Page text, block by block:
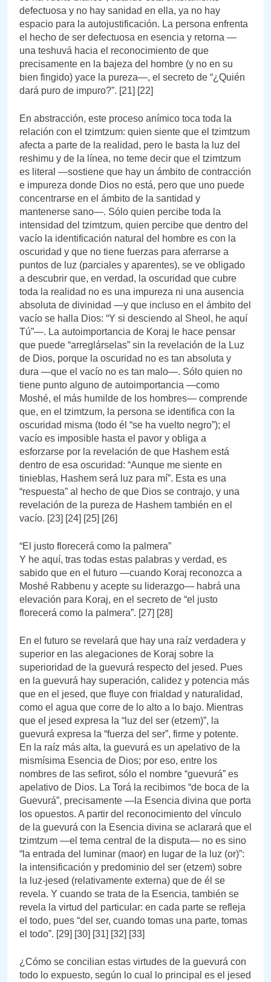
defectuosa y no hay sanidad en ella, ya no hay
espacio para la autojustificación. La persona enfrenta
el hecho de ser defectuosa en esencia y retorna —
una teshuvá hacia el reconocimiento de que
precisamente en la bajeza del hombre (y no en su
bien fingido) yace la pureza—, el secreto de “¿Quién
dará puro de impuro?”. [21] [22]
En abstracción, este proceso anímico toca toda la
relación con el tzimtzum: quien siente que el tzimtzum
afecta a parte de la realidad, pero le basta la luz del
reshimu y de la línea, no teme decir que el tzimtzum
es literal —sostiene que hay un ámbito de contracción
e impureza donde Dios no está, pero que uno puede
concentrarse en el ámbito de la santidad y
mantenerse sano—. Sólo quien percibe toda la
intensidad del tzimtzum, quien percibe que dentro del
vacío la identificación natural del hombre es con la
oscuridad y que no tiene fuerzas para aferrarse a
puntos de luz (parciales y aparentes), se ve obligado
a descubrir que, en verdad, la oscuridad que cubre
toda la realidad no es una impureza ni una ausencia
absoluta de divinidad —y que incluso en el ámbito del
vacío se halla Dios: “Y si desciendo al Sheol, he aquí
Tú”—. La autoimportancia de Koraj le hace pensar
que puede “arreglárselas” sin la revelación de la Luz
de Dios, porque la oscuridad no es tan absoluta y
dura —que el vacío no es tan malo—. Sólo quien no
tiene punto alguno de autoimportancia —como
Moshé, el más humilde de los hombres— comprende
que, en el tzimtzum, la persona se identifica con la
oscuridad misma (todo él “se ha vuelto negro”); el
vacío es imposible hasta el pavor y obliga a
esforzarse por la revelación de que Hashem está
dentro de esa oscuridad: “Aunque me siente en
tinieblas, Hashem será luz para mí”. Esta es una
“respuesta” al hecho de que Dios se contrajo, y una
revelación de la pureza de Hashem también en el
vacío. [23] [24] [25] [26]
“El justo florecerá como la palmera”
Y he aquí, tras todas estas palabras y verdad, es
sabido que en el futuro —cuando Koraj reconozca a
Moshé Rabbenu y acepte su liderazgo— habrá una
elevación para Koraj, en el secreto de “el justo
florecerá como la palmera”. [27] [28]
En el futuro se revelará que hay una raíz verdadera y
superior en las alegaciones de Koraj sobre la
superioridad de la guevurá respecto del jesed. Pues
en la guevurá hay superación, calidez y potencia más
que en el jesed, que fluye con frialdad y naturalidad,
como el agua que corre de lo alto a lo bajo. Mientras
que el jesed expresa la “luz del ser (etzem)”, la
guevurá expresa la “fuerza del ser”, firme y potente.
En la raíz más alta, la guevurá es un apelativo de la
mismísima Esencia de Dios; por eso, entre los
nombres de las sefirot, sólo el nombre “guevurá” es
apelativo de Dios. La Torá la recibimos “de boca de la
Guevurá”, precisamente —la Esencia divina que porta
los opuestos. A partir del reconocimiento del vínculo
de la guevurá con la Esencia divina se aclarará que el
tzimtzum —el tema central de la disputa— no es sino
“la entrada del luminar (maor) en lugar de la luz (or)”:
la intensificación y predominio del ser (etzem) sobre
la luz-jesed (relativamente externa) que de él se
revela. Y cuando se trata de la Esencia, también se
revela la virtud del particular: en cada parte se refleja
el todo, pues “del ser, cuando tomas una parte, tomas
el todo”. [29] [30] [31] [32] [33]
¿Cómo se concilian estas virtudes de la guevurá con
todo lo expuesto, según lo cual lo principal es el jesed